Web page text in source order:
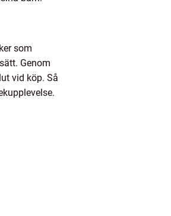
som
Genom
vid köp. Så